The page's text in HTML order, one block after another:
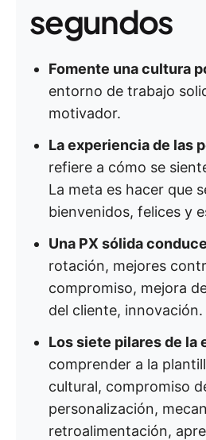
segundos
Fomente una cultura
entorno de trabajo
motivador.
La experiencia de las
refiere a cómo se
La meta es hacer que
bienvenidos, felices y
Una PX sólida
rotación, mejores
compromiso, mejora
del cliente, innovación.
Los siete pilares de la
comprender a la
cultural, compromiso
personalización,
retroalimentación,